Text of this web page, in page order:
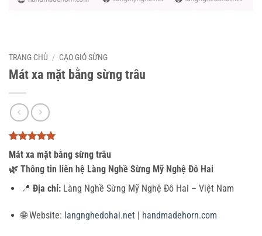
TRANG CHỦ / CẠO GIÓ SỪNG
Mát xa mặt bằng sừng trâu
5trên 5
dựa trên
3
đánh giá
Mát xa mặt bằng sừng trâu
🌿 Thông tin liên hệ Làng Nghề Sừng Mỹ Nghệ Đô Hai
📍 Địa chỉ:Làng Nghề Sừng Mỹ Nghệ Đô Hai – Việt Nam
🌐 Website: langnghedohai.net| handmadehorn.com